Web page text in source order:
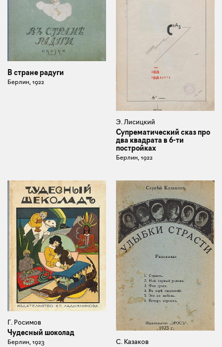
В стране радуги
Берлин, 1922
Э. Лисицкий
Супрематический сказ про
два квадрата в 6-ти
постройках
Берлин, 1922
Г. Росимов
Чудесный шоколад
Берлин, 1923 С. Казаков